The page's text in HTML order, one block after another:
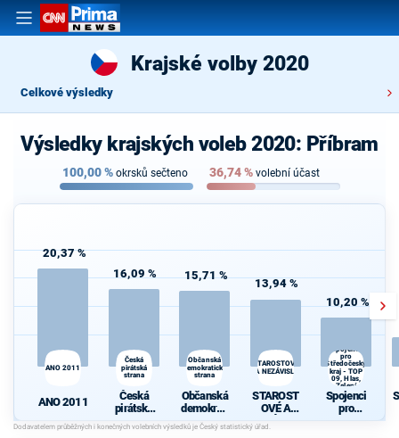
Krajské volby 2020
Celkové výsledky
Výsledky krajských voleb 2020: Příbram
100,00% okrsků sečteno 36,74% volební účast
20,37 %
ANO 2011
ANO 2011
16,09 %
Česká
pirátská
strana
Česká
pirátská
strana
15,71 %
Občanská
demokratická
strana
Občanská
demokrati
cká strana
13,94 %
STAROSTOVÉ
A NEZÁVISLÍ
STAROST
OVÉ A
NEZÁVISL
10,20 %
Spojenci
pro
Středočeský
kraj - TOP
09, Hlas,
Zelení
Spojenci
pro
Středočes